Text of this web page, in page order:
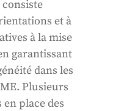
et à
à la mise
garantissant
dans les
Plusieurs
place des